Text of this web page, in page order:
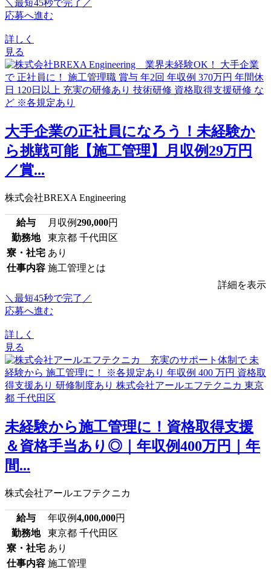
＼最短45秒で完了／
応募へ進む
詳しく
見る
大手企業の正社員になろう！未経験か
ら挑戦可能【施工管理】月収例29万円
／賞...
株式会社BREXA Engineering
給与 月収例290,000円
勤務地
東京都 千代田区
寮・社宅 あり
仕事内容 施工管理とは
詳細を表示
＼最短45秒で完了／
応募へ進む
詳しく
見る
未経験から施工管理に！資格取得支援
＆資格手当あり◎｜年収例400万円｜年
間...
株式会社アールエフテクニカ
給与 年収例4,000,000円
勤務地
東京都 千代田区
寮・社宅 あり
仕事内容 施工管理